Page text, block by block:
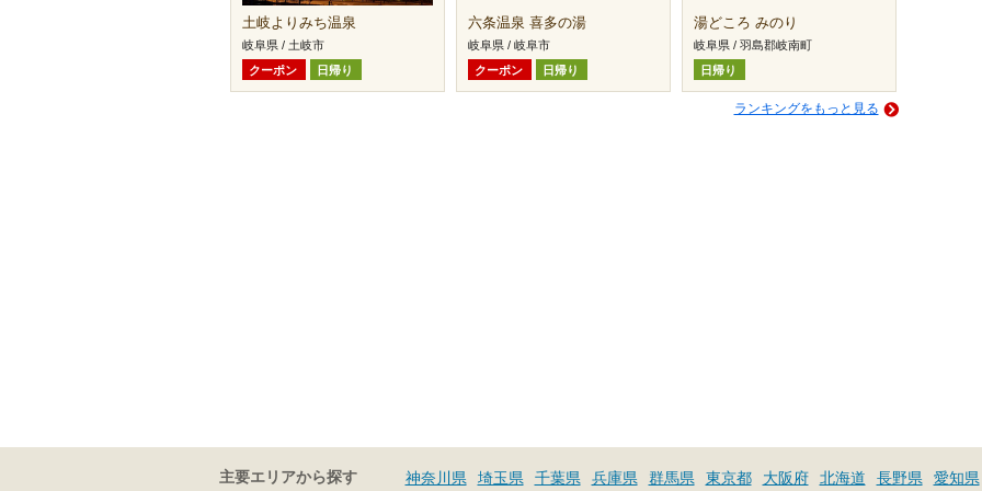
土岐よりみち温泉
岐阜県 / 土岐市
クーポン
日帰り
六条温泉 喜多の湯
岐阜県 / 岐阜市
クーポン
日帰り
湯どころ みのり
岐阜県 / 羽島郡岐南町
日帰り
ランキングをもっと見る
主要エリアから探す 神奈川県 埼玉県 千葉県 兵庫県 群馬県 東京都 大阪府 北海道 長野県 愛知県